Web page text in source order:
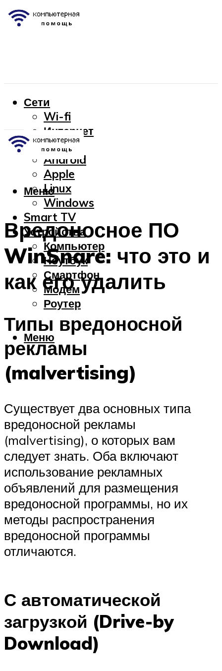
Сети
Wi-fi
Интернет
OC
Android
Apple
Linux
Windows
Smart TV
Устройства
Компьютер
Ноутбук
Смартфон
Модем
Роутер
Меню
Меню
Вредоносное ПО
WinSnare: что это и
как его удалить
Типы вредоносной
рекламы
(malvertising)
Существует два основных типа
вредоносной рекламы
(malvertising), о которых вам
следует знать. Оба включают
использование рекламных
объявлений для размещения
вредоносной программы, но их
методы распространения
вредоносной программы
отличаются.
С автоматической
загрузкой (Drive-by
Download)